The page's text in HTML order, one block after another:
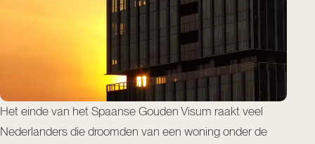
Het einde van het Spaanse Gouden Visum raakt veel
Nederlanders die droomden van een woning onder de